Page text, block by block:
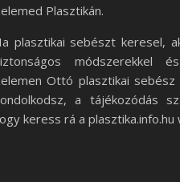
Plasztikán.
plasztikai sebészt keresel,
módszerekkel
Ottó plasztikai
a tájékozódás
keress rá a plasztika.info.hu